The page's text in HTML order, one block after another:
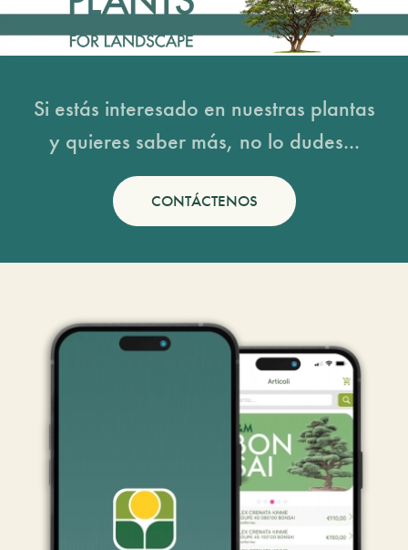
Si estás interesado en nuestras plantas
y quieres saber más, no lo dudes...
CONTÁCTENOS